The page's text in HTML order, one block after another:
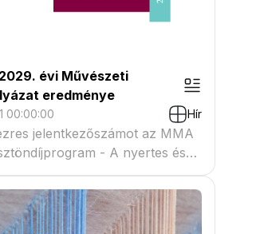
évi Művészeti
eredménye
00:00:00 Hír
jelentkezőszámot az MMA
- A nyertes és
névsora megtekinthető